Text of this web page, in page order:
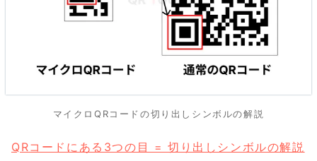
マイクロQRコードの切り出しシンボルの解説
QRコードにある3つの目 = 切り出しシンボルの解説